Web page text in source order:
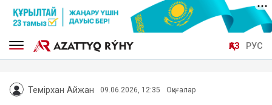
ҚАЗ РУС
Темірхан Айжан 09.06.2026, 12:35 Оқиғалар